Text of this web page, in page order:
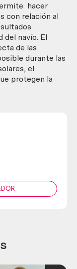
hacer
con relación al
del navío. El
de las
durante las
el
protegen la